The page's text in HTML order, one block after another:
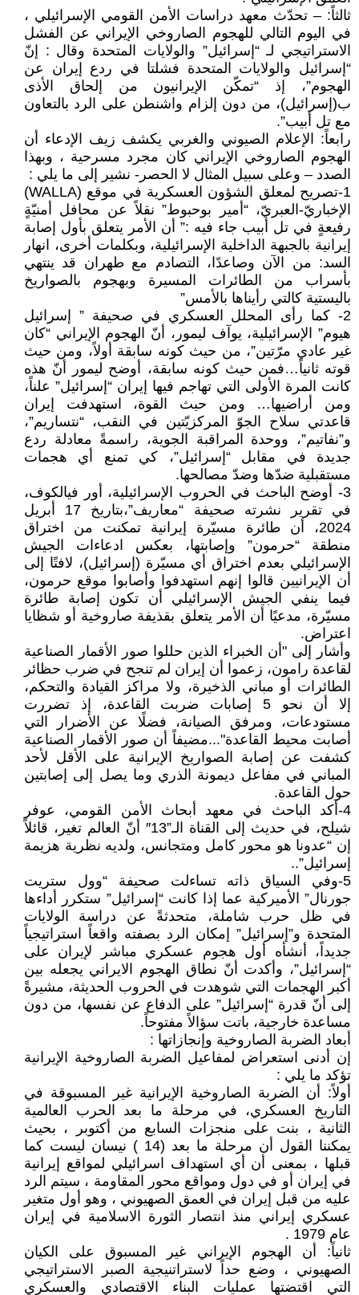
ثالثاً: – تحدّث معهد دراسات الأمن القومي الإسرائيلي ،
في اليوم التالي للهجوم الصاروخي الإيراني عن الفشل
الاستراتيجي لـ “إسرائيل” والولايات المتحدة وقال : إنّ
“إسرائيل والولايات المتحدة فشلتا في ردع إيران عن
الهجوم”، إذ “تمكّن الإيرانيون من إلحاق الأذى
ب(إسرائيل)، من دون إلزام واشنطن على الرد بالتعاون
مع تل أبيب”.
رابعاً: الإعلام الصيوني والغربي يكشف زيف الإدعاء أن
الهجوم الصاروخي الإيراني كان مجرد مسرحية ، وبهذا
الصدد – وعلى سبيل المثال لا الحصر- نشير إلى ما يلي :
1-تصريح لمعلق الشؤون العسكرية في موقع (WALLA)
الإخباريّ-العبريّ، “أمير بوحبوط” نقلاً عن محافل أمنيّةٍ
رفيعةٍ في تل أبيب جاء فيه :” أن الأمر يتعلق بأول إصابة
إيرانية بالجبهة الداخلية الإسرائيلية، وبكلمات أخرى، انهار
السد: من الآن وصاعدًا، التصادم مع طهران قد ينتهي
بأسراب من الطائرات المسيرة وبهجوم بالصواريخ
باليستية كالتي رأيناها بالأمس”
2- كما رأى المحلل العسكري في صحيفة ” إسرائيل
هيوم” الإسرائيلية، يوآف ليمور، أنّ الهجوم الإيراني “كان
غير عادي مرّتين”، من حيث كونه سابقة أولاً، ومن حيث
قوته ثانياً…فمن حيث كونه سابقة، أوضح ليمور أنّ هذه
كانت المرة الأولى التي تهاجم فيها إيران “إسرائيل” علناً،
ومن أراضيها… ومن حيث القوة، استهدفت إيران
قاعدتي سلاح الجوّ المركزيّتين في النقب، “نتساريم”،
و”نفاتيم”، ووحدة المراقبة الجوية، راسمةً معادلة ردع
جديدة في مقابل “إسرائيل”، كي تمنع أي هجمات
مستقبلية ضدّها وضدّ مصالحها.
3- أوضح الباحث في الحروب الإسرائيلية، أور فيالكوف،
في تقرير نشرته صحيفة “معاريف”،بتاريخ 17 أبريل
2024، أن طائرة مسيّرة إيرانية تمكنت من اختراق
منطقة “حرمون” وإصابتها، بعكس ادعاءات الجيش
الإسرائيلي بعدم اختراق أي مسيّرة (إسرائيل)، لافتًا إلى
أن الإيرانيين قالوا إنهم استهدفوا وأصابوا موقع حرمون،
فيما ينفي الجيش الإسرائيلي أن تكون إصابة طائرة
مسيّرة، مدعيًا أن الأمر يتعلق بقذيفة صاروخية أو شظايا
اعتراض.
وأشار إلى "أن الخبراء الذين حللوا صور الأقمار الصناعية
لقاعدة رامون، زعموا أن إيران لم تنجح في ضرب حظائر
الطائرات أو مباني الذخيرة، ولا مراكز القيادة والتحكم،
إلا أن نحو 5 إصابات ضربت القاعدة، إذ تضررت
مستودعات، ومرفق الصيانة، فضلًا عن الأضرار التي
أصابت محيط القاعدة"...مضيفاً أن صور الأقمار الصناعية
كشفت عن إصابة الصواريخ الإيرانية على الأقل لأحد
المباني في مفاعل ديمونة الذري وما يصل إلى إصابتين
حول القاعدة.
4-أكد الباحث في معهد أبحاث الأمن القومي، عوفر
شيلح، في حديث إلى القناة الـ”13″ أنّ العالم تغير، قائلاً
إن “عدونا هو محور كامل ومتجانس، ولديه نظرية هزيمة
إسرائيل”..
5-وفي السياق ذاته تساءلت صحيفة “وول ستريت
جورنال” الأميركية عما إذا كانت “إسرائيل” ستكرر أداءها
في ظل حرب شاملة، متحدثةً عن دراسة الولايات
المتحدة و”إسرائيل” إمكان الرد بصفته واقعاً استراتيجياً
جديداً، أنشأه أول هجوم عسكري مباشر لإيران على
“إسرائيل”، وأكدت أنّ نطاق الهجوم الايراني يجعله بين
أكبر الهجمات التي شوهدت في الحروب الحديثة، مشيرةً
إلى أنّ قدرة “إسرائيل” على الدفاع عن نفسها، من دون
مساعدة خارجية، باتت سؤالاً مفتوحاً.
أبعاد الضربة الصاروخية وإنجازاتها :
إن أدنى استعراض لمفاعيل الضربة الصاروخية الإيرانية
تؤكد ما يلي :
أولاً: أن الضربة الصاروخية الإيرانية غير المسبوقة في
التاريخ العسكري، في مرحلة ما بعد الحرب العالمية
الثانية ، بنت على منجزات السابع من أكتوبر ، بحيث
يمكننا القول أن مرحلة ما بعد (14 ) نيسان ليست كما
قبلها ، بمعنى أن أي استهداف اسرائيلي لمواقع إيرانية
في إيران أو في دول ومواقع محور المقاومة ، سيتم الرد
عليه من قبل إيران في العمق الصهيوني ، وهو أول متغير
عسكري إيراني منذ انتصار الثورة الاسلامية في إيران
عام 1979 .
ثانياً: أن الهجوم الإيراني غير المسبوق على الكيان
الصهيوني ، وضع حداً لاستراتنيجية الصبر الاستراتيجي
التي اقتضتها عمليات البناء الاقتصادي والعسكري